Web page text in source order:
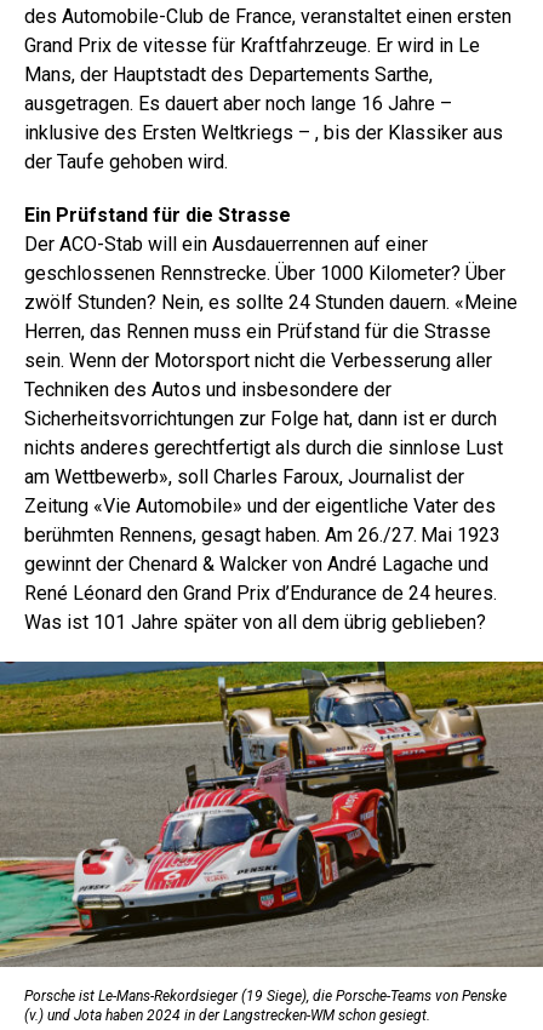
des Automobile-Club de France, veranstaltet einen ersten
Grand Prix de vitesse für Kraftfahrzeuge. Er wird in Le
Mans, der Hauptstadt des Departements Sarthe,
ausgetragen. Es dauert aber noch lange 16 Jahre –
inklusive des Ersten Weltkriegs – , bis der Klassiker aus
der Taufe gehoben wird.
Ein Prüfstand für die Strasse
Der ACO-Stab will ein Ausdauerrennen auf ­einer
geschlossenen Rennstrecke. Über 1000 Kilometer? Über
zwölf Stunden? Nein, es sollte 24 Stunden dauern. «Meine
Herren, das Rennen muss ein Prüfstand für die Strasse
sein. Wenn der Motorsport nicht die Verbesserung aller
Techniken des Autos und insbesondere der
Sicherheitsvorrichtungen zur Folge hat, dann ist er durch
nichts anderes gerechtfertigt als durch die sinnlose Lust
am Wettbewerb», soll Charles Faroux, Journalist der
Zeitung «Vie Automobile» und der eigentliche Vater des
berühmten Rennens, gesagt haben. Am 26./27. Mai 1923
gewinnt der Chenard & Walcker von André Lagache und
René Léonard den Grand Prix d’Endurance de 24 heures.
Was ist 101 Jahre später von all dem übrig geblieben?
Porsche ist Le-Mans-Rekordsieger (19 Siege), die Porsche-Teams von Penske
(v.) und Jota haben 2024 in der Langstrecken-WM schon gesiegt.